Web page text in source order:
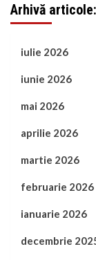
Arhivă articole:
iulie 2026
iunie 2026
mai 2026
aprilie 2026
martie 2026
februarie 2026
ianuarie 2026
decembrie